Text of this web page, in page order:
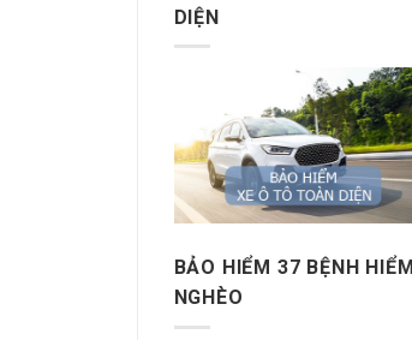
DIỆN
BẢO HIỂM 37 BỆNH HIỂM
NGHÈO